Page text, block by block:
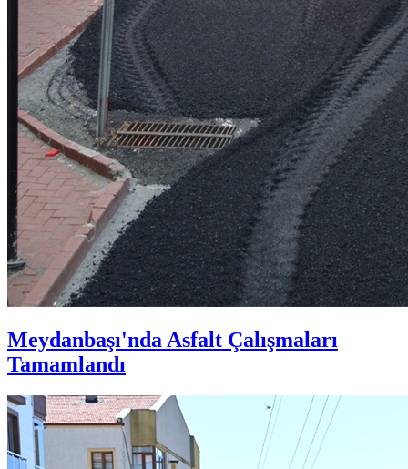
Meydanbaşı'nda Asfalt Çalışmaları
Tamamlandı